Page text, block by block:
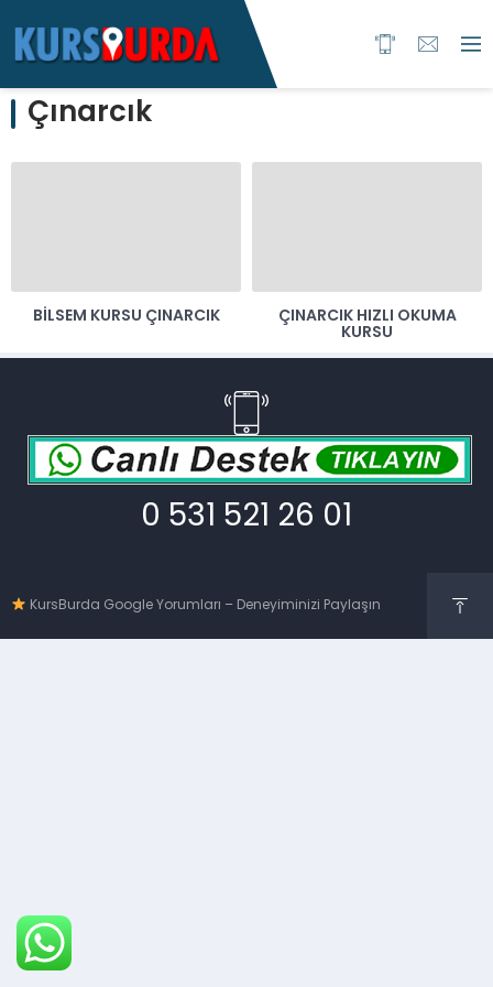
Çınarcık
BILSEM KURSU ÇINARCIK
ÇINARCIK HIZLI OKUMA
KURSU
0 531 521 26 01
KursBurda Google Yorumları – Deneyiminizi Paylaşın